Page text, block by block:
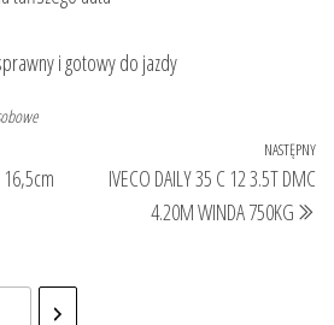
i gotowy do jazdy
NASTĘPNY
IVECO DAILY 35 C 12 3.5T DMC
4.20M WINDA 750KG